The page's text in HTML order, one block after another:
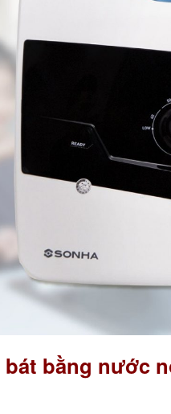
bát bằng nước